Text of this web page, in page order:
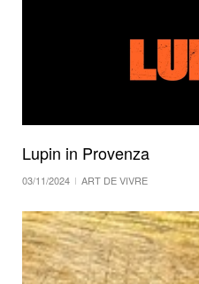
Lupin in Provenza
03/11/2024 ART DE VIVRE